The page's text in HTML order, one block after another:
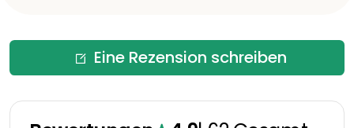
Eine Rezension schreiben